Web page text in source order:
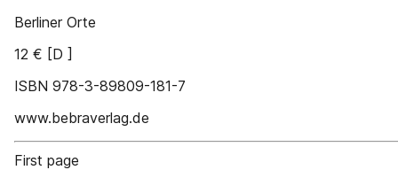
Berliner Orte
12 € [D ]
ISBN 978-3-89809-181-7
www.bebraverlag.de
First page